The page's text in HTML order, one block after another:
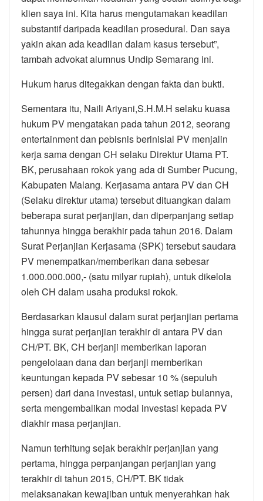
klien saya ini. Kita harus mengutamakan keadilan
substantif daripada keadilan prosedural. Dan saya
yakin akan ada keadilan dalam kasus tersebut”,
tambah advokat alumnus Undip Semarang ini.
Hukum harus ditegakkan dengan fakta dan bukti.
Sementara itu, Naili Ariyani,S.H.M.H selaku kuasa
hukum PV mengatakan pada tahun 2012, seorang
entertainment dan pebisnis berinisial PV menjalin
kerja sama dengan CH selaku Direktur Utama PT.
BK, perusahaan rokok yang ada di Sumber Pucung,
Kabupaten Malang. Kerjasama antara PV dan CH
(Selaku direktur utama) tersebut dituangkan dalam
beberapa surat perjanjian, dan diperpanjang setiap
tahunnya hingga berakhir pada tahun 2016. Dalam
Surat Perjanjian Kerjasama (SPK) tersebut saudara
PV menempatkan/memberikan dana sebesar
1.000.000.000,- (satu milyar rupiah), untuk dikelola
oleh CH dalam usaha produksi rokok.
Berdasarkan klausul dalam surat perjanjian pertama
hingga surat perjanjian terakhir di antara PV dan
CH/PT. BK, CH berjanji memberikan laporan
pengelolaan dana dan berjanji memberikan
keuntungan kepada PV sebesar 10 % (sepuluh
persen) dari dana investasi, untuk setiap bulannya,
serta mengembalikan modal investasi kepada PV
diakhir masa perjanjian.
Namun terhitung sejak berakhir perjanjian yang
pertama, hingga perpanjangan perjanjian yang
terakhir di tahun 2015, CH/PT. BK tidak
melaksanakan kewajiban untuk menyerahkan hak